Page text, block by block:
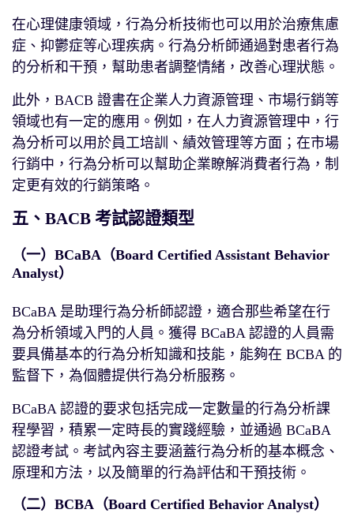
在心理健康領域，行為分析技術也可以用於治療焦慮
症、抑鬱症等心理疾病。行為分析師通過對患者行為
的分析和干預，幫助患者調整情緒，改善心理狀態。
此外，BACB 證書在企業人力資源管理、市場行銷等
領域也有一定的應用。例如，在人力資源管理中，行
為分析可以用於員工培訓、績效管理等方面；在市場
行銷中，行為分析可以幫助企業瞭解消費者行為，制
定更有效的行銷策略。
五、BACB 考試認證類型
（一）BCaBA（Board Certified Assistant Behavior
Analyst）
BCaBA 是助理行為分析師認證，適合那些希望在行
為分析領域入門的人員。獲得 BCaBA 認證的人員需
要具備基本的行為分析知識和技能，能夠在 BCBA 的
監督下，為個體提供行為分析服務。
BCaBA 認證的要求包括完成一定數量的行為分析課
程學習，積累一定時長的實踐經驗，並通過 BCaBA
認證考試。考試內容主要涵蓋行為分析的基本概念、
原理和方法，以及簡單的行為評估和干預技術。
（二）BCBA（Board Certified Behavior Analyst）